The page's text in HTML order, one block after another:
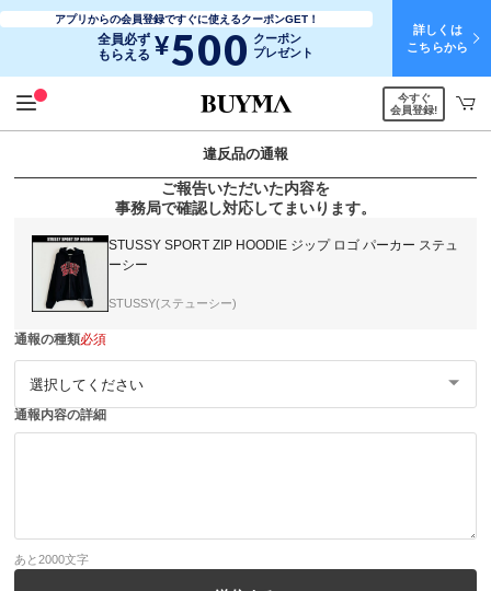
アプリからの会員登録ですぐに使えるクーポンGET！
全員必ず
もらえる ¥500 クーポン
プレゼント
詳しくは
こちらから
今すぐ
会員登録!
違反品の通報
ご報告いただいた内容を
事務局で確認し対応してまいります。
STUSSY SPORT ZIP HOODIE ジップ ロゴ パーカー ステュ
ーシー
STUSSY(ステューシー)
通報の種類必須
通報内容の詳細
あと2000文字